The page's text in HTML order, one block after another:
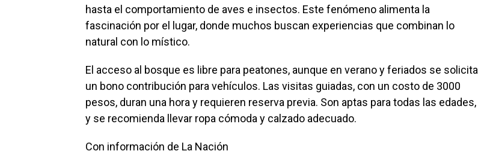
hasta el comportamiento de aves e insectos. Este fenómeno alimenta la
fascinación por el lugar, donde muchos buscan experiencias que combinan lo
natural con lo místico.
El acceso al bosque es libre para peatones, aunque en verano y feriados se solicita
un bono contribución para vehículos. Las visitas guiadas, con un costo de 3000
pesos, duran una hora y requieren reserva previa. Son aptas para todas las edades,
y se recomienda llevar ropa cómoda y calzado adecuado.
Con información de La Nación